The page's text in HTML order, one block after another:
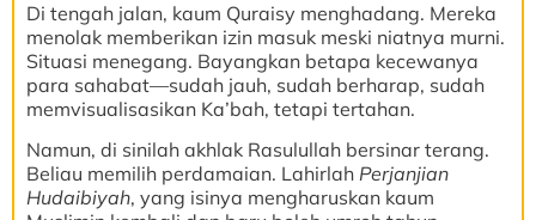
Di tengah jalan, kaum Quraisy menghadang. Mereka
menolak memberikan izin masuk meski niatnya murni.
Situasi menegang. Bayangkan betapa kecewanya
para sahabat—sudah jauh, sudah berharap, sudah
memvisualisasikan Ka’bah, tetapi tertahan.
Namun, di sinilah akhlak Rasulullah bersinar terang.
Beliau memilih perdamaian. Lahirlah Perjanjian
Hudaibiyah, yang isinya mengharuskan kaum